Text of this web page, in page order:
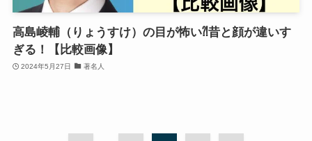
高島崚輔（りょうすけ）の目が怖い⁈昔と顔が違いす
ぎる！【比較画像】
2024年5月27日 著名人